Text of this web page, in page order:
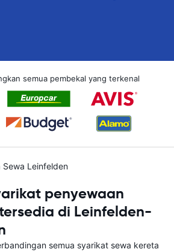
semua pembekal yang terkenal
Sewa Leinfelden
penyewaan
di Leinfelden-
semua syarikat sewa kereta